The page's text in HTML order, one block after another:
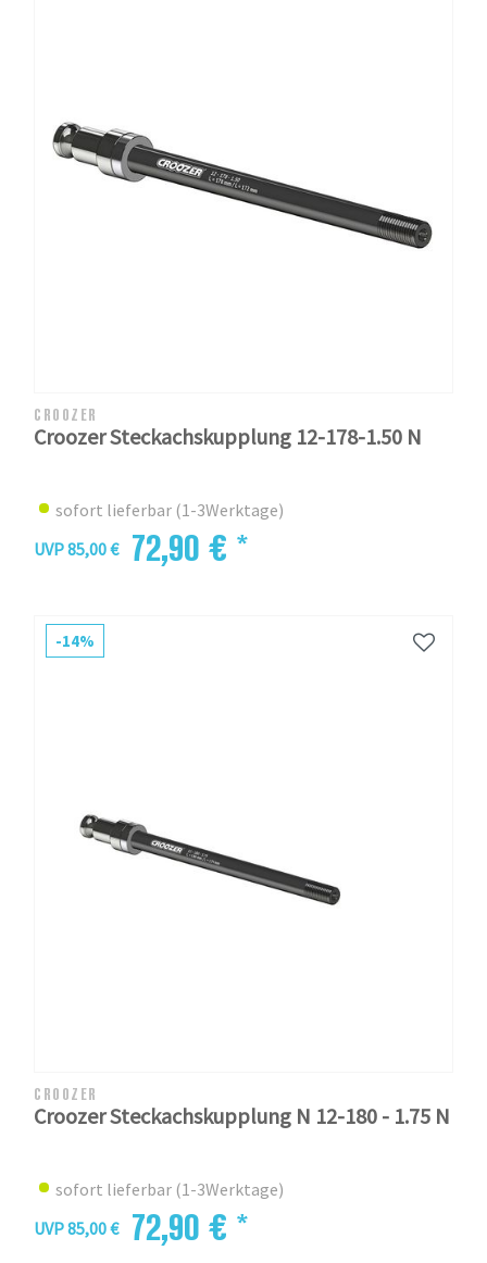
CROOZER
Croozer Steckachskupplung 12-178-1.50 N
sofort lieferbar (1-3Werktage)
UVP 85,00 €
72,90 € *
-14%
CROOZER
Croozer Steckachskupplung N 12-180 - 1.75 N
sofort lieferbar (1-3Werktage)
UVP 85,00 €
72,90 € *